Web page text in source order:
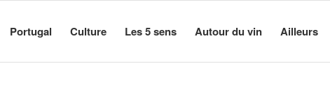
Portugal Culture Les 5 sens Autour du vin Ailleurs